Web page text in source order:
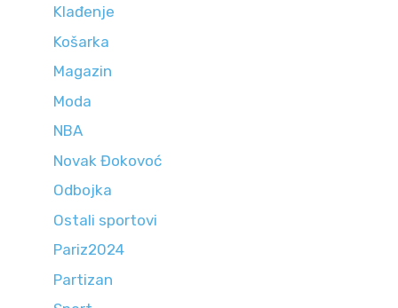
Klađenje
Košarka
Magazin
Moda
NBA
Novak Đokovoć
Odbojka
Ostali sportovi
Pariz2024
Partizan